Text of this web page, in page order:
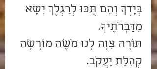
בְּיָדֶךָ וְהֵם תֻּכּוּ לְרַגְלֶךָ יִשָּׂא
מִדַּבְּרֹתֶיךָ.
תּוֹרָה צִוָּה לָנוּ מֹשֶׁה מוֹרָשָׁה
קְהִלַּת יַעֲקֹב.